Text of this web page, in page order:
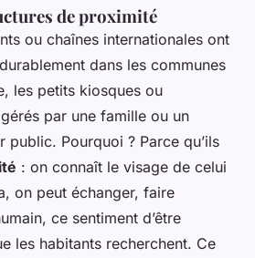
de proximité
ou chaînes internationales ont
dans les communes
les petits kiosques ou
par une famille ou un
public. Pourquoi ? Parce qu’ils
: on connaît le visage de celui
on peut échanger, faire
ce sentiment d’être
les habitants recherchent. Ce